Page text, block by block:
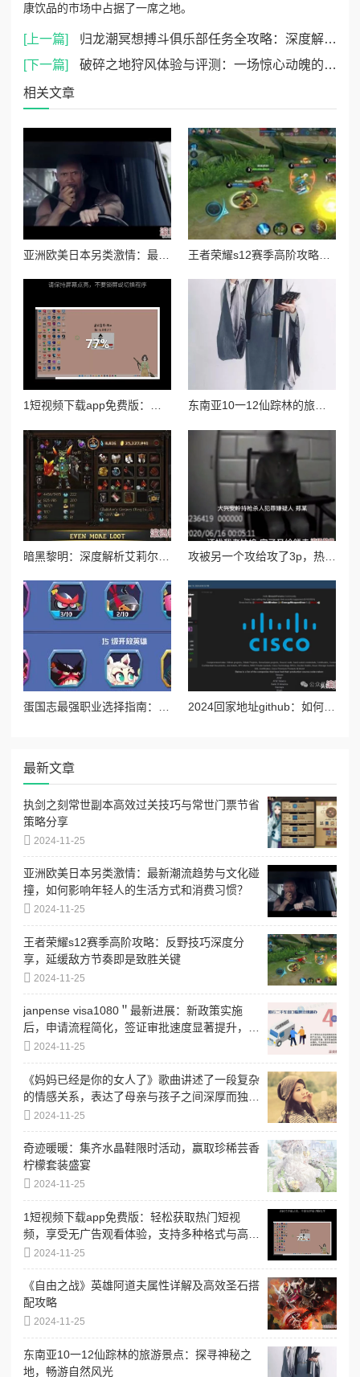
康饮品的市场中占据了一席之地。
[上一篇]
归龙潮冥想搏斗俱乐部任务全攻略：深度解析玩法技巧与任务流程-详尽游戏指南
[下一篇]
破碎之地狩风体验与评测：一场惊心动魄的冒险之旅如何？
相关文章
王者荣耀s12赛季高阶攻略：反野技巧深度分享，延缓敌方节奏即是致胜关键
东南亚10一12仙踪林的旅游景点：探寻神秘之地，畅游自然风光
攻被另一个攻给攻了3p，热议背后隐藏的情感纠葛与社会观念的碰撞引发网友广泛讨论
蛋国志最强职业选择指南：深度剖析哪个角色最厉害及玩法推荐 2024回家地址github：如何使用github进行高效的代码管理与协作开发技巧详解
最新文章
执剑之刻常世副本高效过关技巧与常世门票节省
策略分享
2024-11-25
亚洲欧美日本另类激情：最新潮流趋势与文化碰
撞，如何影响年轻人的生活方式和消费习惯？
2024-11-25
王者荣耀s12赛季高阶攻略：反野技巧深度分
享，延缓敌方节奏即是致胜关键
2024-11-25
janpense visa1080＂最新进展：新政策实施
后，申请流程简化，签证审批速度显著提升，助
力更多人实现出国梦想
2024-11-25
《妈妈已经是你的女人了》歌曲讲述了一段复杂
的情感关系，表达了母亲与孩子之间深厚而独特
的情感纽带
2024-11-25
奇迹暖暖：集齐水晶鞋限时活动，赢取珍稀芸香
柠檬套装盛宴
2024-11-25
1短视频下载app免费版：轻松获取热门短视
频，享受无广告观看体验，支持多种格式与高清
下载选项！
2024-11-25
《自由之战》英雄阿道夫属性详解及高效圣石搭
配攻略
2024-11-25
东南亚10一12仙踪林的旅游景点：探寻神秘之
地，畅游自然风光